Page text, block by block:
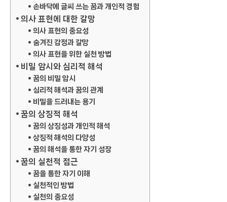
손바닥에 글씨 쓰는 꿈과 개인적 경험
의사 표현에 대한 갈망
의사 표현의 중요성
숨겨진 감정과 갈망
의사 표현을 위한 실천 방법
비밀 암시와 심리적 해석
꿈의 비밀 암시
심리적 해석과 꿈의 관계
비밀을 드러내는 용기
꿈의 상징적 해석
꿈의 상징성과 개인적 해석
상징적 해석의 다양성
꿈의 해석을 통한 자기 성장
꿈의 실천적 접근
꿈을 통한 자기 이해
실천적인 방법
실천의 중요성